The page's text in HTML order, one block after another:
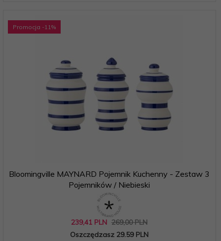
Promocja -11 %
Bloomingville MAYNARD Pojemnik Kuchenny - Zestaw 3
Pojemników / Niebieski
239,41 PLN 269,00 PLN
Oszczędzasz 29.59 PLN